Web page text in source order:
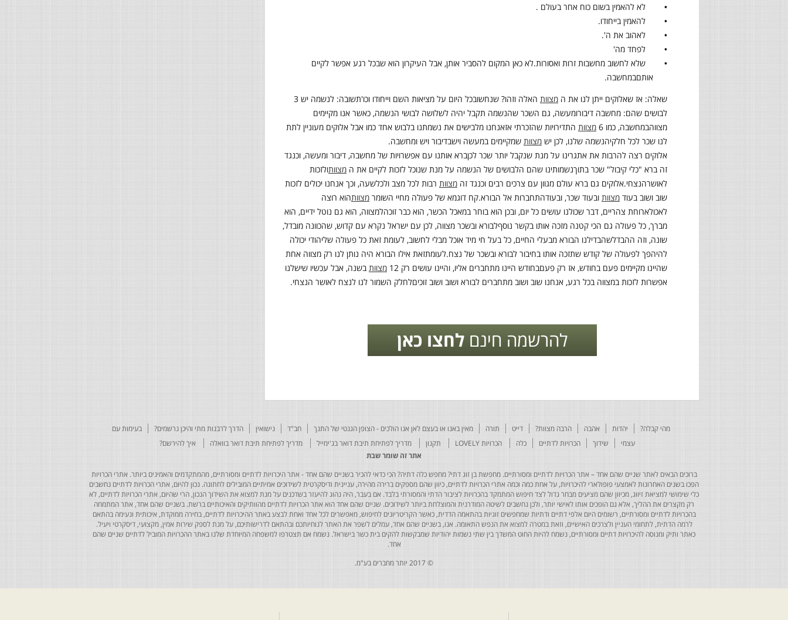
•
לא להאמין בשום כוח אחר בעולם .
•
להאמין בייחודו.
•
לאהוב את ה'.
•
לפחד מה'
•
שלא לחשוב מחשבות זרות ואסורות.לא כאן המקום להסביר אותן, אבל העיקרון הוא שבכל רגע אפשר לקיים
אותםבמחשבה.
שאלה: אז שאלוקים ייתן לנו את ה מצוות האלה וזהו? שנחשובכל היום על מציאות השם וייחודו וכו'
תשובה: לנשמה יש 3
לבושים שהם: מחשבה דיבורומעשה, גם השכר שהנשמה תקבל יהיה לשלושה לבושי הנשמה, כאשר אנו מקיימים
מצווהבמחשבה, כמו 6 מצוות התדירויות שהזכרתי אזאנחנו מלבישים את נשמתנו בלבוש אחד כמו אבל אלוקים מעוניין לתת
לנו שכר לכל חלקיהנשמה שלנו, לכן יש מצוות שמקיימים במעשה וישבדיבור ויש ומחשבה.
אלוקים רצה להרבות את אתגרינו על מנת שנקבל יותר שכר לכןברא אותנו עם אפשרויות של מחשבה, דיבור ומעשה, וכנגד
זה ברא "כלי קיבול" שכר בתוךנשמותינו שהם הלבושים של הנשמה על מנת שנוכל לזכות לקיים את ה מצוותולזכות
לאושרהנצחי.אלוקים גם ברא עולם מגוון עם צרכים רבים וכנגד זה מצוות רבות לכל מצב ולכלשעה, וכך אנחנו יכולים לזכות
שוב ושוב בעוד מצוות ובעוד שכר, ובעודהתחברות אל הבורא.קח דוגמא של פעולה מחיי השומר מצוותהוא רוצה
לאכולארוחת צהריים, דבר שכולנו עושים כל יום, ובכן הוא בוחר במאכל הכשר, הוא כבר זוכהלמצווה, הוא גם נוטל ידיים, הוא
מברך, כל פעולה גם הכי קטנה מזכה אותו בקשר נוסףלבורא ובשכר מצווה, לכן עם ישראל נקרא עם קדוש, שהכוונה מובדל,
שונה, וזה ההבדלשהבדילנו הבורא מבעלי החיים, כל בעל חי מיד אוכל מבלי לחשוב, לעומת זאת כל פעולה שליהודי יכולה
להיהפך לפעולה של קודש שתזכה אותו בחיבור לבורא ובשכר של נצח.לעומתזאת אילו הבורא היה נותן לנו רק מצווה אחת
שהיינו מקיימים פעם בחודש, אז רק פעםבחודש היינו מתחברים אליו, והיינו עושים רק 12 מצוות בשנה, אבל עכשיו שישלנו
אפשרות לזכות במצווה בכל רגע, אנחנו שוב ושוב מתחברים לבורא ושוב ושוב זוכיםלחלק השמור לנו לנצח לאושר הנצחי.
להרשמה חינםלחצו כאן
מהי קבלה? יהדות אהבה הרבה מצוות? דייט תורה מאין באנו או בעצם לאן אנו הולכים - הצופן הגנטי של התנך חב"ד נישואין הדרך לרבנות מתי והיכן נרשמים?
בעימות עם
עצמי
שידוך הכרויות לדתיים כלה הכרויות LOVELY תקנון מדריך לפתיחת תיבת דואר בג'ימייל מדריך לפתיחת תיבת דואר בוואלה
איך להירשם?
אתר זה שומר שבת
ברוכים הבאים לאתר שניים שהם אחד – אתר הכרויות לדתיים ומסורתיים. מחפשת בן זוג דתי? מחפש כלה דתיה? הכי כדאי להכיר בשניים שהם אחד - אתר היכרויות לדתיים ומסורתיים, מהמתקדמים והאמינים ביותר. אתרי הכרויות
הפכו בשנים האחרונות לאמצעי פופולארי להיכרויות, על אחת כמה וכמה אתרי הכרויות לדתיים, כיוון שהם מספקים ברירה מהירה, עניינית ודיסקרטית לשידוכים אמיתיים המובילים לחתונה. נכון להיום, אתרי הכרויות לדתיים נחשבים
כלי שימושי למציאת זיווג, מכיוון שהם מציעים מבחר גדול לצד חיפוש המתמקד בהכרויות לציבור הדתי והמסורתי בלבד. אם בעבר, היה נהוג להיעזר בשדכנים על מנת למצוא את השידוך הנכון, הרי שהיום, אתרי הכרויות לדתיים, לא
רק מקצרים את ההליך, אלא גם הופכים אותו לאישי יותר, ולכן נחשבים לשיטה המודרנית והמוצלחת ביותר לשידוכים. שניים שהם אחד הוא אתר הכרויות לדתיים מהוותיקים והאיכותיים ברשת. בשניים שהם אחד, אתר המתמחה
בהכרויות לדתיים ומסורתיים, רשומים היום אלפי דתיים ודתיות שמחפשים זוגיות בהתאמה הדדית, כאשר הקריטריונים לחיפוש, מאפשרים לכל אחד ואחת לבצע באתר ההיכרויות לדתיים, בחירה ממוקדת, איכותית ונעימה בהתאם
לרמה הדתית, לתחומי העניין ולצרכים האישיים, וזאת במטרה למצוא את הנפש התאומה. אנו, בשניים שהם אחד, עמלים לשפר את האתר לנוחיותכם ובהתאם לדרישותיכם, על מנת לספק שירות אמין, מקצועי, דיסקרטי ויעיל.
כאתר ותיק ומנוסה להיכרויות דתיים ומסורתיים, נשמח להיות החוט המשדך בין שתי נשמות יהודיות שמבקשות להקים בית כשר בישראל. נשמח אם תצטרפו למשפחה המיוחדת שלנו באתר ההכרויות המוביל לדתיים שניים שהם
אחד.
© 2017 יותר מחברים בע"מ.